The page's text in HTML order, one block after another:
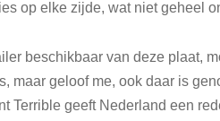
op elke zijde, wat niet geheel
beschikbaar van deze plaat,
maar geloof me, ook daar is
Terrible geeft Nederland een